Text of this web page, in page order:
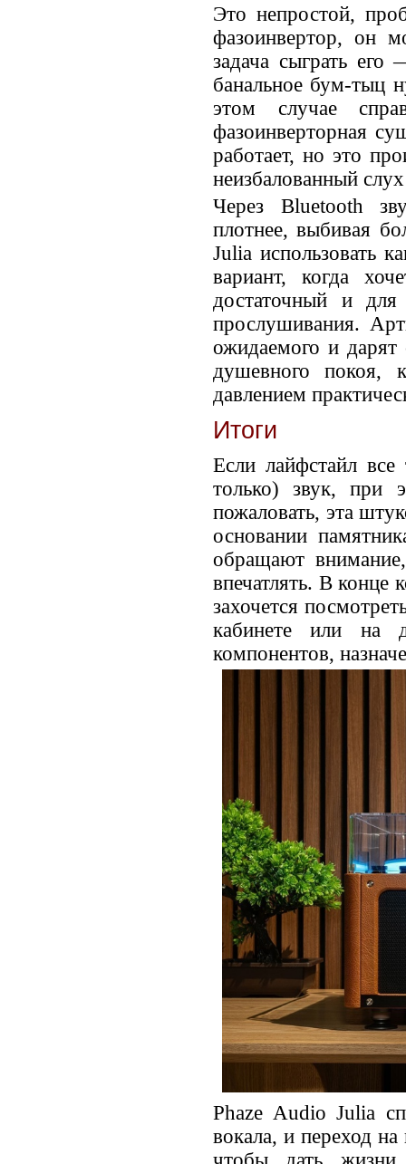
Это непростой,
фазоинвертор, он
задача сыграть
банальное бум-тыц
этом случае
фазоинверторная
работает, но это
неизбалованный
Через Bluetooth
плотнее, выбивая
Julia использовать
вариант, когда
достаточный и для
прослушивания.
ожидаемого и
душевного покоя,
давлением
Итоги
Если лайфстайл
только) звук, при
пожаловать, эта
основании
обращают
впечатлять. В
захочется
кабинете или на
компонентов,
Phaze Audio Julia
вокала, и переход